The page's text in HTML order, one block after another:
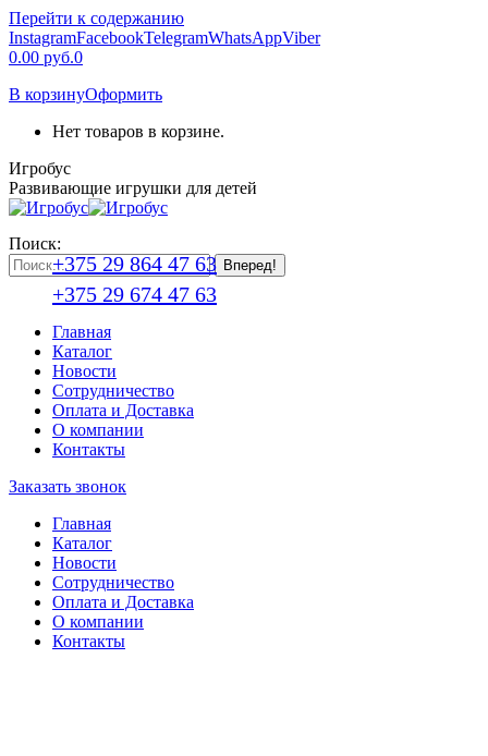
Перейти к содержанию
InstagramFacebookTelegramWhatsAppViber
0.00 руб.0
В корзинуОформить
Нет товаров в корзине.
Игробус
Развивающие игрушки для детей
Поиск:
+375 29 864 47 63
+375 29 674 47 63
Главная
Каталог
Новоcти
Сотрудничество
Оплата и Доставка
О компании
Контакты
Заказать звонок
Главная
Каталог
Новоcти
Сотрудничество
Оплата и Доставка
О компании
Контакты